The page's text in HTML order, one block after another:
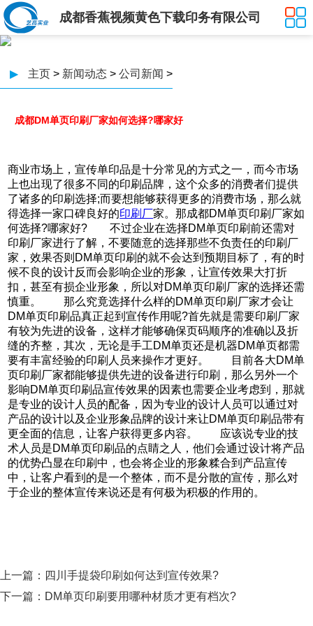
成都香蕉视频黄色下载印务有限公司
▶ 主页 > 新闻动态 > 公司新闻 >
成都DM单页印刷厂家如何选择?哪家好
商业市场上，宣传单印品是十分常见的方式之一，而今市场
上也出现了很多不同的印刷品牌，这个众多的消费者们提供
了诸多的印刷选择;而要想能够获得更多的消费市场，那么就
得选择一家口碑良好的印刷厂家。那成都DM单页印刷厂家如
何选择?哪家好? 不过企业在选择DM单页印刷前还需对
印刷厂家进行了解，不要随意的选择那些不负责任的印刷厂
家，效果否则DM单页印刷的就不会达到预期目标了，有的时
候不良的设计反而会影响企业的形象，让宣传效果大打折
扣，甚至有损企业形象，所以对DM单页印刷厂家的选择还需
慎重。 那么究竟选择什么样的DM单页印刷厂家才会让
DM单页印刷品真正起到宣传作用呢?首先就是需要印刷厂家
有较为先进的设备，这样才能够确保页码顺序的准确以及折
缝的齐整，其次，无论是手工DM单页还是机器DM单页都需
要有丰富经验的印刷人员来操作才更好。 目前各大DM单
页印刷厂家都能够提供先进的设备进行印刷，那么另外一个
影响DM单页印刷品宣传效果的因素也需要企业考虑到，那就
是专业的设计人员的配备，因为专业的设计人员可以通过对
产品的设计以及企业形象品牌的设计来让DM单页印刷品带有
更全面的信息，让客户获得更多内容。 应该说专业的技
术人员是DM单页印刷品的点睛之人，他们会通过设计将产品
的优势凸显在印刷中，也会将企业的形象糅合到产品宣传
中，让客户看到的是一个整体，而不是分散的宣传，那么对
于企业的整体宣传来说还是有何极为积极的作用的。
上一篇： 四川手提袋印刷如何达到宣传效果?
下一篇： DM单页印刷要用哪种材质才更有档次?